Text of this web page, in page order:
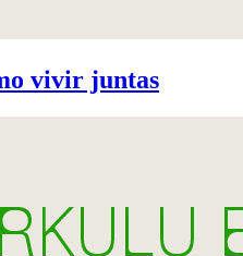
vivir juntas